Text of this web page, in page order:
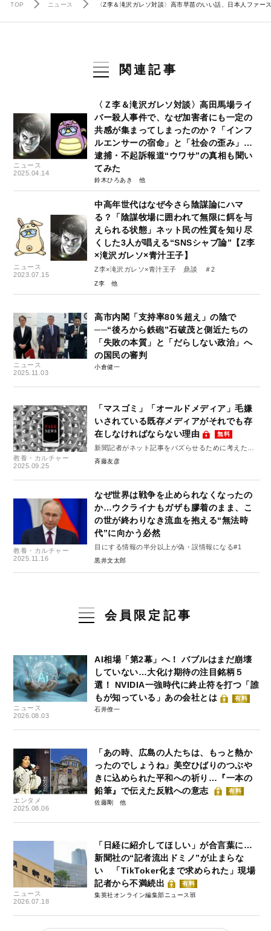
TOP ニュース 〈Z李＆滝沢ガレソ対談〉高市早苗のいい話、日本人ファ
関連記事
ニュース
2025.04.14
〈Ｚ李＆滝沢ガレソ対談〉高田馬場ライ
バー殺人事件で、なぜ加害者にも一定の
共感が集まってしまったのか？「インフ
ルエンサーの宿命」と「社会の歪み」…
逮捕・不起訴報道“ウワサ”の真相も聞い
てみた
鈴木ひろあき
ニュース
2023.07.15
中高年世代はなぜ今さら陰謀論にハマ
る？「陰謀牧場に囲われて無限に餌を与
えられる状態」ネット民の性質を知り尽
くした3人が唱える“SNSシャブ論”【Z李
×滝沢ガレソ×青汁王子】
Z李×滝沢ガレソ×青汁王子 鼎談 ＃2
Z李
ニュース
2025.11.03
高市内閣「支持率80％超え」の陰で
──“後ろから鉄砲”石破茂と側近たちの
「失敗の本質」と「だらしない政治」へ
の国民の審判
小倉健一
教養・カルチャー
2025.09.25
「マスゴミ」「オールドメディア」毛嫌
いされている既存メディアがそれでも存
在しなければならない理由
無料
新聞記者がネット記事をバズらせるために考えたこ
と #4
斉藤友彦
教養・カルチャー
2025.11.16
なぜ世界は戦争を止められなくなったの
か…ウクライナもガザも膠着のまま、こ
の世が終わりなき流血を抱える“無法時
代”に向かう必然
目にする情報の半分以上が偽・誤情報になる#1
黒井文太郎
会員限定記事
ニュース
2026.08.03
AI相場「第2幕」へ！ バブルはまだ崩壊
していない…大化け期待の注目銘柄５
選！ NVIDIA一強時代に終止符を打つ「誰
もが知っている」あの会社とは
有料
石井僚一
エンタメ
2025.08.06
「あの時、広島の人たちは、もっと熱か
ったのでしょうね」美空ひばりのつぶや
きに込められた平和への祈り…『一本の
鉛筆』で伝えた反戦への意志
有料
佐藤剛
ニュース
2026.07.18
「日経に紹介してほしい」が合言葉に…
新聞社の“記者流出ドミノ”が止まらな
い 「TikToker化まで求められた」現場
記者から不満続出
有料
集英社オンライン編集部ニュース班